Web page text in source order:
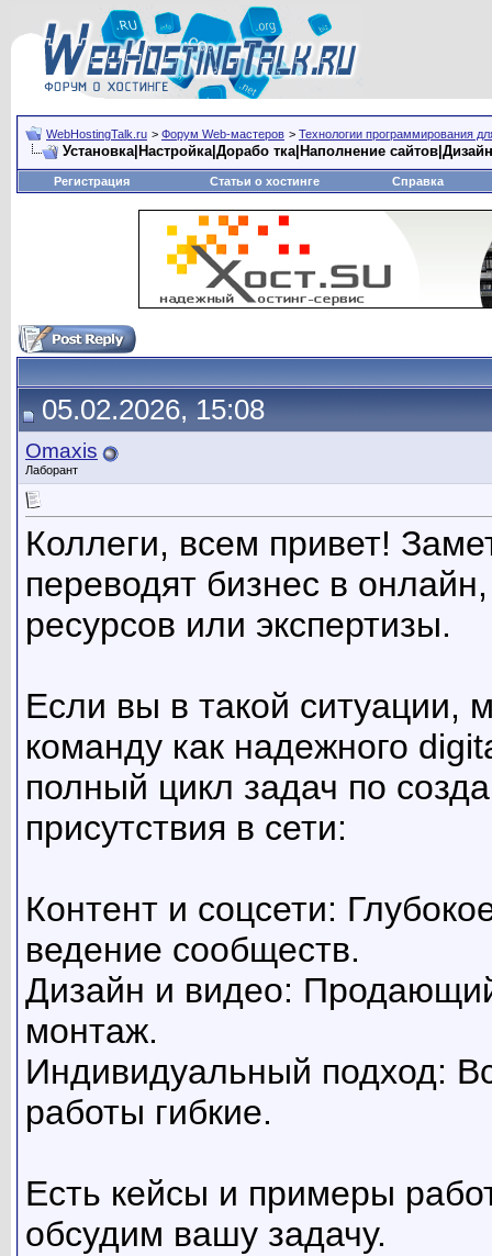
WebHostingTalk.ru > Форум Web-мастеров > Технологии программирования
Установка|Настройка|Дорабо тка|Наполнение
Регистрация Статьи о хостинге Справка
05.02.2026, 15:08
Omaxis
Лаборант
Коллеги, всем привет!
переводят бизнес в
ресурсов или экспертизы.
Если вы в такой ситуации,
команду как надежного
полный цикл задач по
присутствия в сети:
Контент и соцсети:
ведение сообществ.
Дизайн и видео:
монтаж.
Индивидуальный подход:
работы гибкие.
Есть кейсы и примеры
обсудим вашу задачу.